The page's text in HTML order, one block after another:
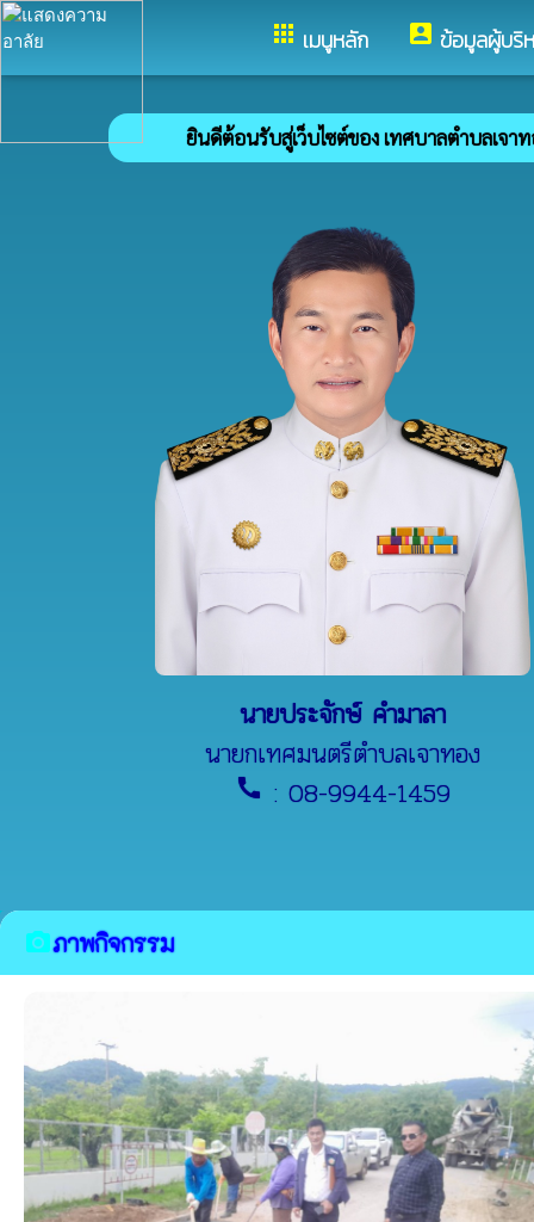
apps เมนูหลัก account_box ข้อมูลผู้บริ
ยินดีต้อนรับสู่เว็บไซต์ของ เทศบาลตำบลเจาทอง
นายประจักษ์ คำมาลา
นายกเทศมนตรีตำบลเจาทอง
call : 08-9944-1459
camera_altภาพกิจกรรม